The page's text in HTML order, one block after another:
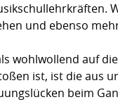
und ebenso
wohlwollend auf
ist, ist die aus
beim